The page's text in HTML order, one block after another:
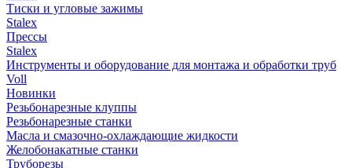
Тиски и угловые зажимы
Stalex
Прессы
Stalex
Инструменты и оборудование для монтажа и обработки труб
Voll
Новинки
Резьбонарезные клуппы
Резьбонарезные станки
Масла и смазочно-охлаждающие жидкости
Желобонакатные станки
Труборезы